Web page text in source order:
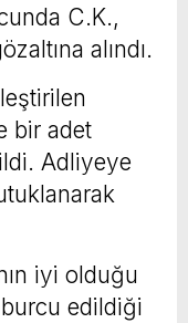
C.K.,
alındı.
bir adet
Adliyeye
iyi olduğu
edildiği